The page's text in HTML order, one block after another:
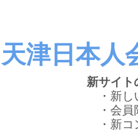
天津日本人
新サイト
・
・会
・新